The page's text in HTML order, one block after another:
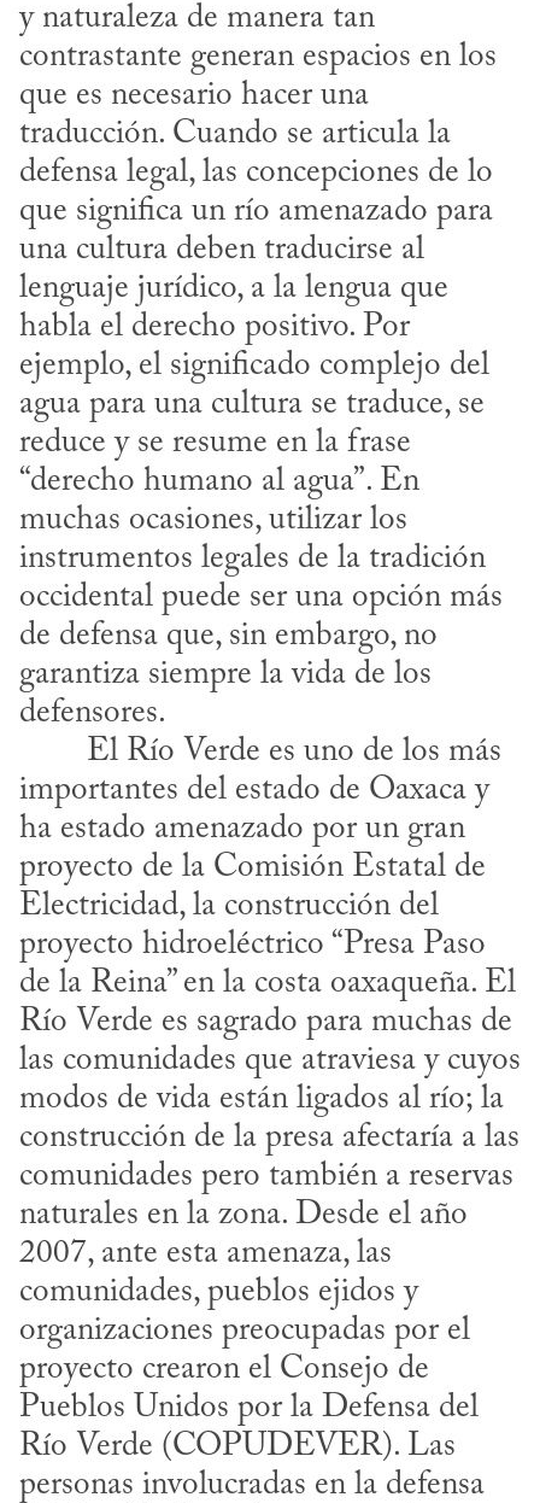
y naturaleza de manera tan
contrastante generan espacios en los
que es necesario hacer una
traducción. Cuando se articula la
defensa legal, las concepciones de lo
que significa un río amenazado para
una cultura deben traducirse al
lenguaje jurídico, a la lengua que
habla el derecho positivo. Por
ejemplo, el significado complejo del
agua para una cultura se traduce, se
reduce y se resume en la frase
“derecho humano al agua”. En
muchas ocasiones, utilizar los
instrumentos legales de la tradición
occidental puede ser una opción más
de defensa que, sin embargo, no
garantiza siempre la vida de los
defensores.
importantes del estado de Oaxaca y
ha estado amenazado por un gran
proyecto de la Comisión Estatal de
Electricidad, la construcción del
proyecto hidroeléctrico “Presa Paso
de la Reina” en la costa oaxaqueña. El
Río Verde es sagrado para muchas de
las comunidades que atraviesa y cuyos
modos de vida están ligados al río; la
construcción de la presa afectaría a las
comunidades pero también a reservas
naturales en la zona. Desde el año
2007, ante esta amenaza, las
comunidades, pueblos ejidos y
organizaciones preocupadas por el
proyecto crearon el Consejo de
Pueblos Unidos por la Defensa del
Río Verde (COPUDEVER). Las
personas involucradas en la defensa